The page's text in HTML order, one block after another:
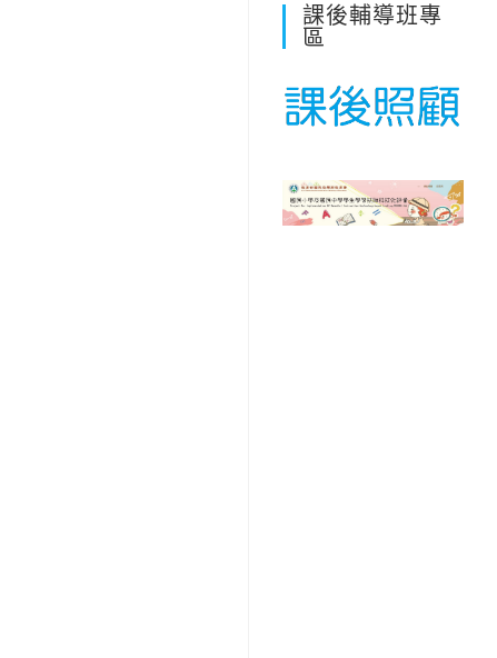
課後輔導班專
區